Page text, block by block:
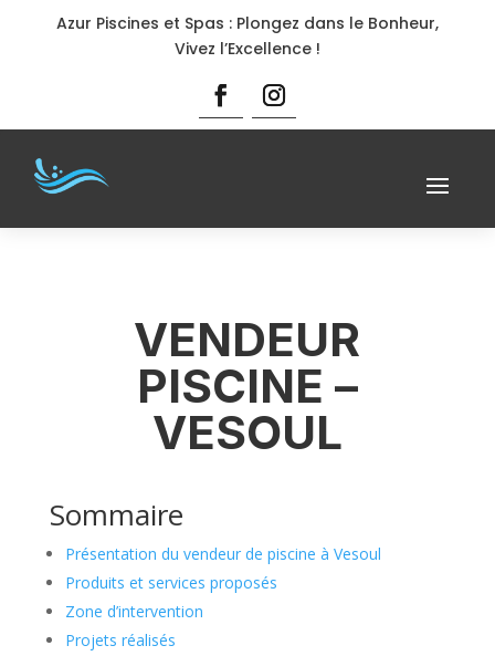
Azur Piscines et Spas : Plongez dans le Bonheur,
Vivez l’Excellence !
VENDEUR
PISCINE –
VESOUL
Sommaire
Présentation du vendeur de piscine à Vesoul
Produits et services proposés
Zone d’intervention
Projets réalisés